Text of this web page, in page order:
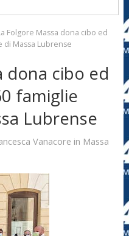
Folgore Massa dona cibo ed
di Massa Lubrense
dona cibo ed
famiglie
Lubrense
Vanacore in Massa